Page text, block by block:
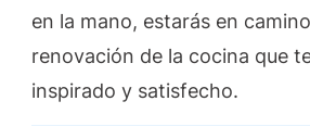
en la mano, estarás en
renovación de la cocina que
inspirado y satisfecho.